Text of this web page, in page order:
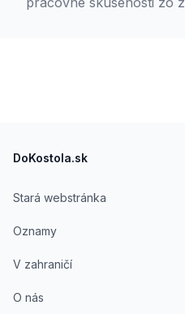
DoKostola.sk
Stará webstránka
Oznamy
V zahraničí
O nás